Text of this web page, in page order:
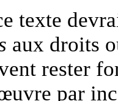
texte
aux droits
rester
par